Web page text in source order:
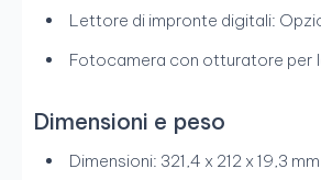
Lettore di impronte digitali:
Fotocamera con otturatore per
Dimensioni e peso
Dimensioni: 321,4 x 212 x 19,3 mm